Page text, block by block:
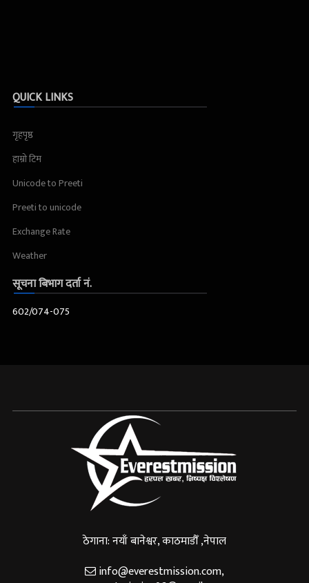
QUICK LINKS
गृहपृष्ठ
हाम्रो टिम
Unicode to Preeti
Preeti to unicode
Exchange Rate
Weather
सूचना बिभाग दर्ता नं.
602/074-075
ठेगाना: नयाँ बानेश्वर, काठमाडौँ ,नेपाल
info@everestmission.com,